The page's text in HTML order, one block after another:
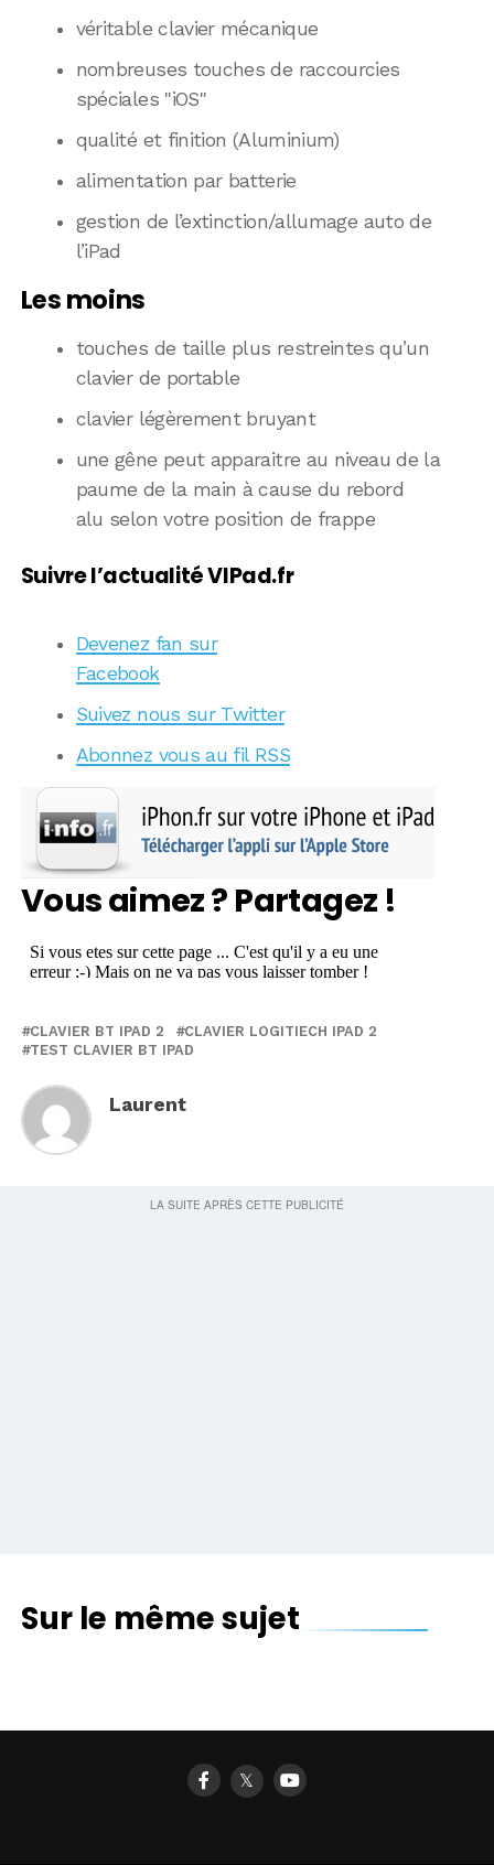
véritable clavier mécanique
nombreuses touches de raccourcies
spéciales "iOS"
qualité et finition (Aluminium)
alimentation par batterie
gestion de l’extinction/allumage auto de
l’iPad
Les moins
touches de taille plus restreintes qu’un
clavier de portable
clavier légèrement bruyant
une gêne peut apparaitre au niveau de la
paume de la main à cause du rebord
alu selon votre position de frappe
Suivre l’actualité VIPad.fr
Devenez fan sur
Facebook
Suivez nous sur Twitter
Abonnez vous au fil RSS
Vous aimez ? Partagez !
CLAVIER BT IPAD 2
CLAVIER LOGITIECH IPAD 2
TEST CLAVIER BT IPAD
Laurent
Sur le même sujet
𝕏